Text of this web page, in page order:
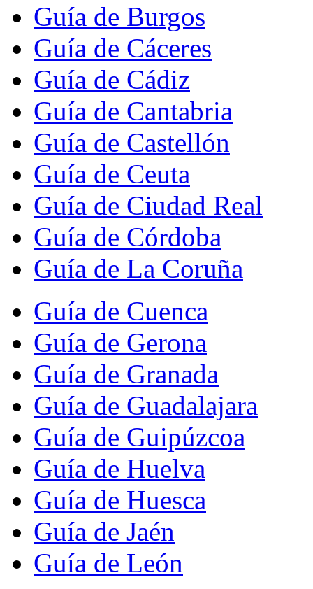
Guía de Burgos
Guía de Cáceres
Guía de Cádiz
Guía de Cantabria
Guía de Castellón
Guía de Ceuta
Guía de Ciudad Real
Guía de Córdoba
Guía de La Coruña
Guía de Cuenca
Guía de Gerona
Guía de Granada
Guía de Guadalajara
Guía de Guipúzcoa
Guía de Huelva
Guía de Huesca
Guía de Jaén
Guía de León